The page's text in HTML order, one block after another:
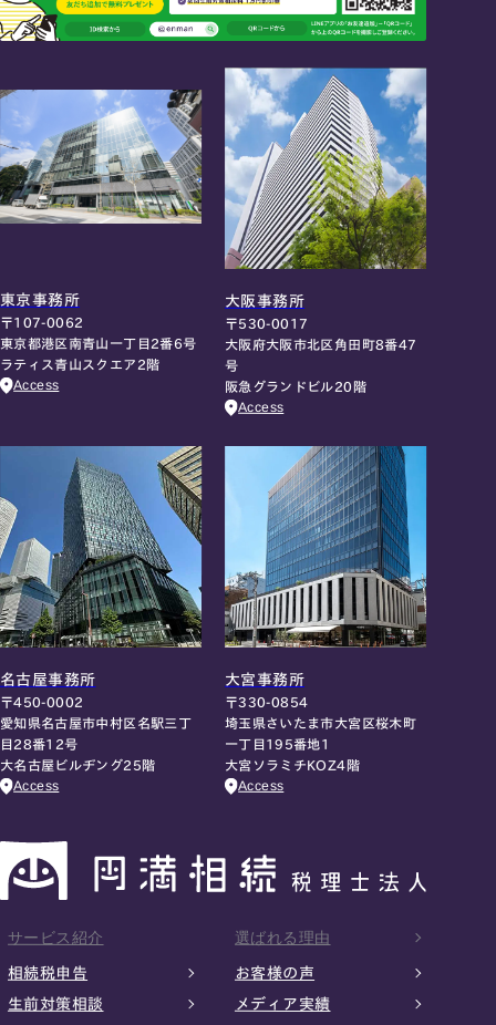
東京事務所
〒107-0062
東京都港区南青山一丁目2番6号
ラティス青山スクエア2階
Access
大阪事務所
〒530-0017
大阪府大阪市北区角田町8番47
号
阪急グランドビル20階
Access
名古屋事務所
〒450-0002
愛知県名古屋市中村区名駅三丁
目28番12号
大名古屋ビルヂング25階
Access
大宮事務所
〒330-0854
埼玉県さいたま市大宮区桜木町
一丁目195番地1
大宮ソラミチKOZ4階
Access
サービス紹介
相続税申告
生前対策相談
選ばれる理由
お客様の声
メディア実績